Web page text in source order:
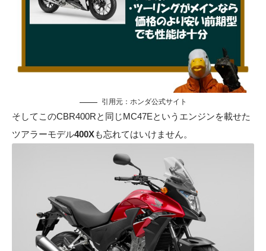
引用元： ホンダ公式サイト
そしてこのCBR400Rと同じMC47Eというエンジンを載せた
ツアラーモデル400Xも忘れてはいけません。